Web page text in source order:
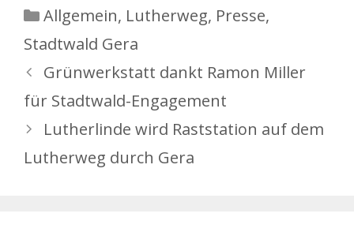
Kategorien
Allgemein, Lutherweg, Presse,
Stadtwald Gera
Grünwerkstatt dankt Ramon Miller
für Stadtwald-Engagement
Lutherlinde wird Raststation auf dem
Lutherweg durch Gera